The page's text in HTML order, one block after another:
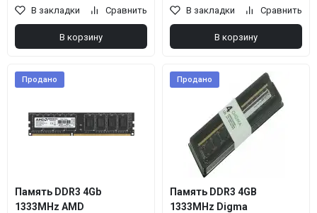
В закладки Сравнить
В корзину
В закладки Сравнить
В корзину
Продано
Память DDR3 4Gb
1333MHz AMD
Продано
Память DDR3 4GB
1333MHz Digma